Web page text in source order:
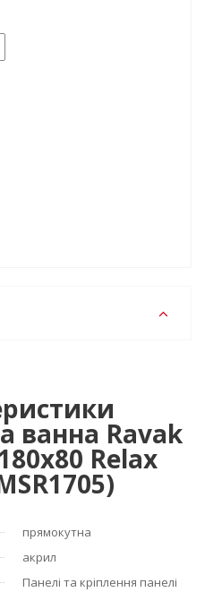
ванна Ravak
Relax
прямокутна
акрил
Панелі та кріплення панелі